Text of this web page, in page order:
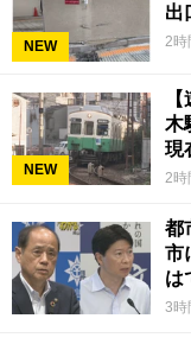
NEW
出
2時
NEW
木
現
2時
都
市
は
3時